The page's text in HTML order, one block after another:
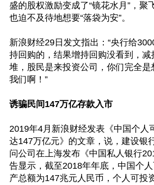
盛的股权激励变成了“镜花水月”，聚
也迫不及待地想要“落袋为安”。
新浪财经29日发文指出：“央行给
持回购的，结果增持回购没看到，减
堆，股民是来投资公司，你们完全是
我们啊！”
诱骗民间147万亿存款入市
2019年4月新浪财经发表《中国个人
达147万亿元》的文章，说，建设银
问公司在上海发布《中国私人银行
告显示，截至2018年年底，中国个
产总额为147兆元人民币，个人可投